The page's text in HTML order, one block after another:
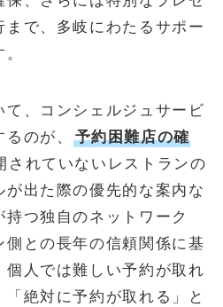
まで、多岐にわたるサポー
て、コンシェルジュサービ
のが、
予約困難店の確
されていないレストランの
出た際の優先的な案内な
つ独自のネットワーク
との長年の信頼関係に基
個人では難しい予約が取れ
絶対に予約が取れる」と